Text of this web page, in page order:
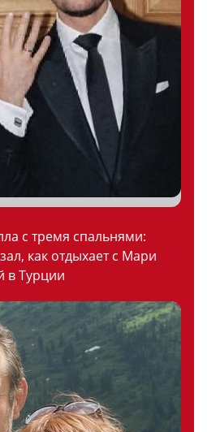
с тремя спальнями:
как отдыхает с Мари
в Турции